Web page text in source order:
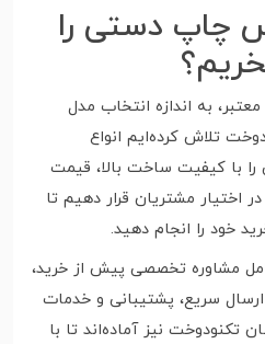
چاپ دستی را
به اندازه انتخاب مدل
تلاش کرده‌ایم انواع
با کیفیت ساخت بالا، قیمت
اختیار مشتریان قرار دهیم تا
خود را انجام دهید.
مشاوره تخصصی پیش از خرید،
سریع، پشتیبانی و خدمات
نیز آماده‌اند تا با